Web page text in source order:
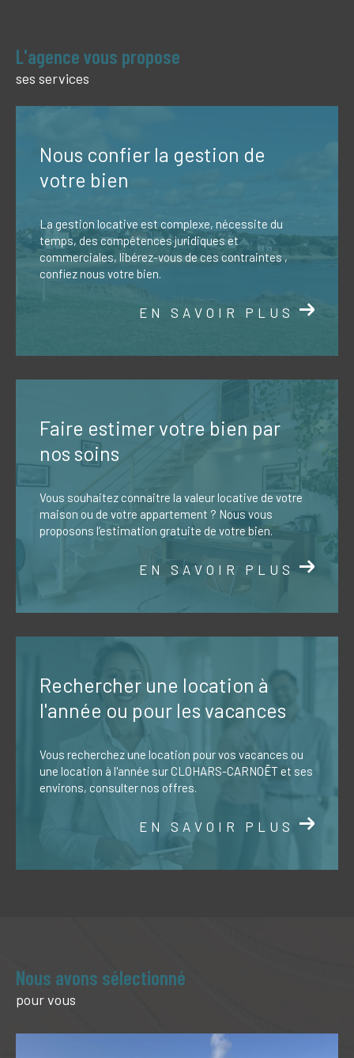
L'agence vous propose
ses services
Nous confier la gestion de
votre bien
La gestion locative est complexe, nécessite du
temps, des compétences juridiques et
commerciales, libérez-vous de ces contraintes ,
confiez nous votre bien.
EN SAVOIR PLUS
Faire estimer votre bien par
nos soins
Vous souhaitez connaitre la valeur locative de votre
maison ou de votre appartement ? Nous vous
proposons l’estimation gratuite de votre bien.
EN SAVOIR PLUS
Rechercher une location à
l'année ou pour les vacances
Vous recherchez une location pour vos vacances ou
une location à l'année sur CLOHARS-CARNOËT et ses
environs, consulter nos offres.
EN SAVOIR PLUS
Nous avons sélectionné
pour vous